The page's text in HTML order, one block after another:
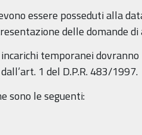
essere posseduti alla
delle domande
temporanei
1 del D.P.R. 483/1997.
sono le seguenti: